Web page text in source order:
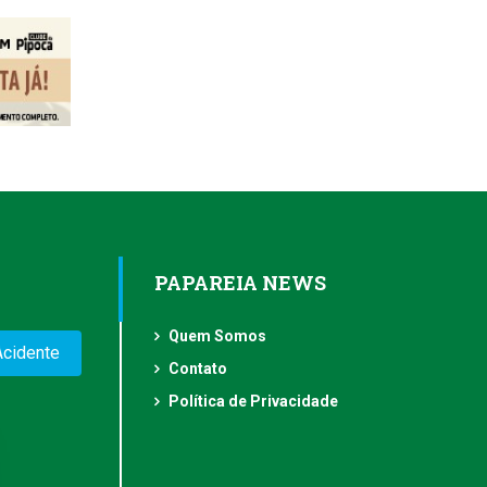
PAPAREIA NEWS
Quem Somos
Contato
Política de Privacidade